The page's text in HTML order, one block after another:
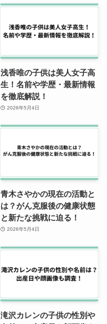
浅香唯の子供は美人女子高
生！名前や学歴・最新情報
を徹底解説！
2026年5月4日
青木さやかの現在の活動と
は？がん克服後の健康状態
と新たな挑戦に迫る！
2026年5月4日
滝沢カレンの子供の性別や